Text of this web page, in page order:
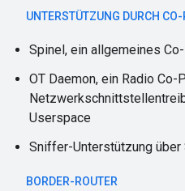
UNTERSTÜTZUNG DURCH
Spinel, ein allgemeines
OT Daemon, ein Radio Co-
Userspace
Sniffer-Unterstützung über
BORDER-ROUTER